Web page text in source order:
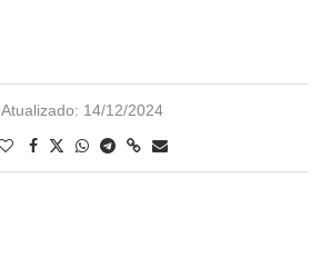
Atualizado: 14/12/2024